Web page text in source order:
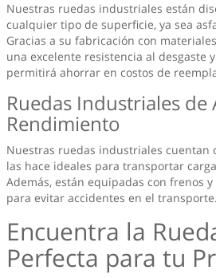
Nuestras ruedas industriales están
cualquier tipo de superficie, ya sea
Gracias a su fabricación con
una excelente resistencia al desgaste
permitirá ahorrar en costos de
Ruedas Industriales de
Rendimiento
Nuestras ruedas industriales cuentan
las hace ideales para transportar
Además, están equipadas con frenos
para evitar accidentes en el transporte.
Encuentra la
Perfecta para tu